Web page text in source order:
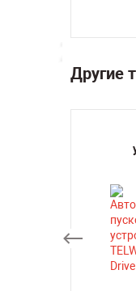
Другие